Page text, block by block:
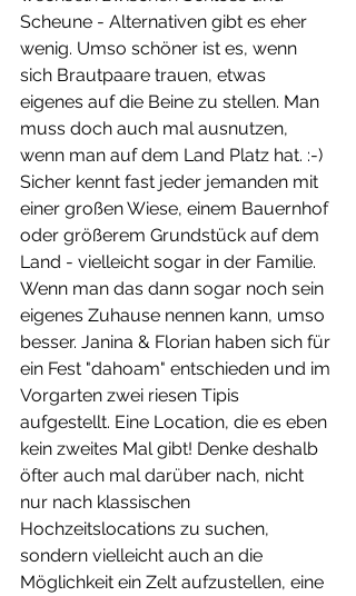
Scheune - Alternativen gibt es eher
wenig. Umso schöner ist es, wenn
sich Brautpaare trauen, etwas
eigenes auf die Beine zu stellen. Man
muss doch auch mal ausnutzen,
wenn man auf dem Land Platz hat. :-)
Sicher kennt fast jeder jemanden mit
einer großen Wiese, einem Bauernhof
oder größerem Grundstück auf dem
Land - vielleicht sogar in der Familie.
Wenn man das dann sogar noch sein
eigenes Zuhause nennen kann, umso
besser. Janina & Florian haben sich für
ein Fest "dahoam" entschieden und im
Vorgarten zwei riesen Tipis
aufgestellt. Eine Location, die es eben
kein zweites Mal gibt! Denke deshalb
öfter auch mal darüber nach, nicht
nur nach klassischen
Hochzeitslocations zu suchen,
sondern vielleicht auch an die
Möglichkeit ein Zelt aufzustellen, eine